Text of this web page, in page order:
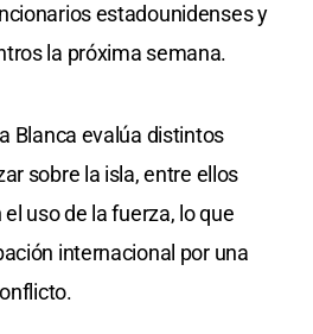
estadounidenses y
la próxima semana.
Blanca evalúa distintos
sobre la isla, entre ellos
uso de la fuerza, lo que
internacional por una